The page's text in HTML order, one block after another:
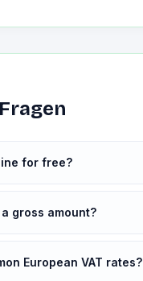
for free?
gross amount?
European VAT rates?